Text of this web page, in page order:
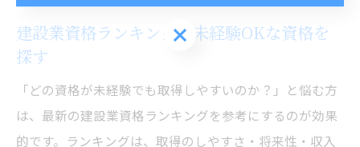
建設業資格ランキングで未経験OKな資格を
探す
「どの資格が未経験でも取得しやすいのか？」と悩む方
は、最新の建設業資格ランキングを参考にするのが効果
的です。ランキングは、取得のしやすさ・将来性・収入
お問い合わせはこちら